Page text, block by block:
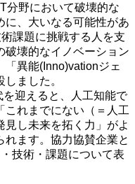
分野において破壊的な
に、大いなる可能性があ
課題に挑戦する人を支
破壊的なイノベーション
「異能(Inno)vationジェ
ました。
迎えると、人工知能で
これまでにない（＝人工
し未来を拓く力」がよ
れます。協力協賛企業と
技術・課題について表